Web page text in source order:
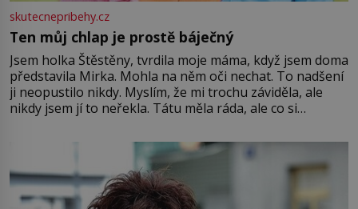
skutecnepribehy.cz
Ten můj chlap je prostě báječný
Jsem holka Štěstěny, tvrdila moje máma, když jsem doma
představila Mirka. Mohla na něm oči nechat. To nadšení
ji neopustilo nikdy. Myslím, že mi trochu záviděla, ale
nikdy jsem jí to neřekla. Tátu měla ráda, ale co si
Jsme spolu moc rádi Tehdy byla jiná doba, když